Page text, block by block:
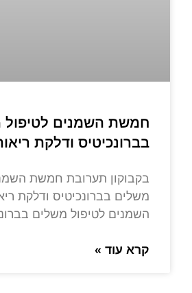
חמשת השמנים לטיפול
בברונכיטיס ודלקת
בקבוקון תערובת חמשת
משלים בברונכיטיס ודלקת
השמנים לטיפול משלים
קרא עוד »